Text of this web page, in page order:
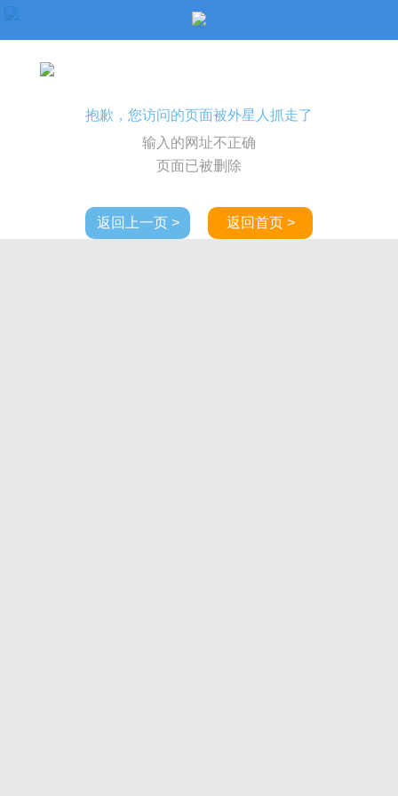
抱歉，您访问的页面被外星人抓走了
输入的网址不正确
页面已被删除
返回上一页 > 返回首页 >